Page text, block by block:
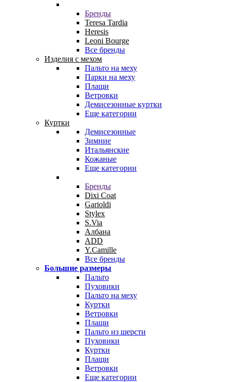
Бренды
Teresa Tardia
Heresis
Leoni Bourge
Все бренды
Изделия с мехом
Пальто на меху
Парки на меху
Плащи
Ветровки
Демисезонные куртки
Еще категории
Куртки
Демисезонные
Зимние
Итальянские
Кожаные
Еще категории
Бренды
Dixi Coat
Garioldi
Stylex
S.Via
Албана
ADD
Y.Camille
Все бренды
Большие размеры
Пальто
Пуховики
Пальто на меху
Куртки
Ветровки
Плащи
Пальто из шерсти
Пуховики
Куртки
Плащи
Ветровки
Еще категории